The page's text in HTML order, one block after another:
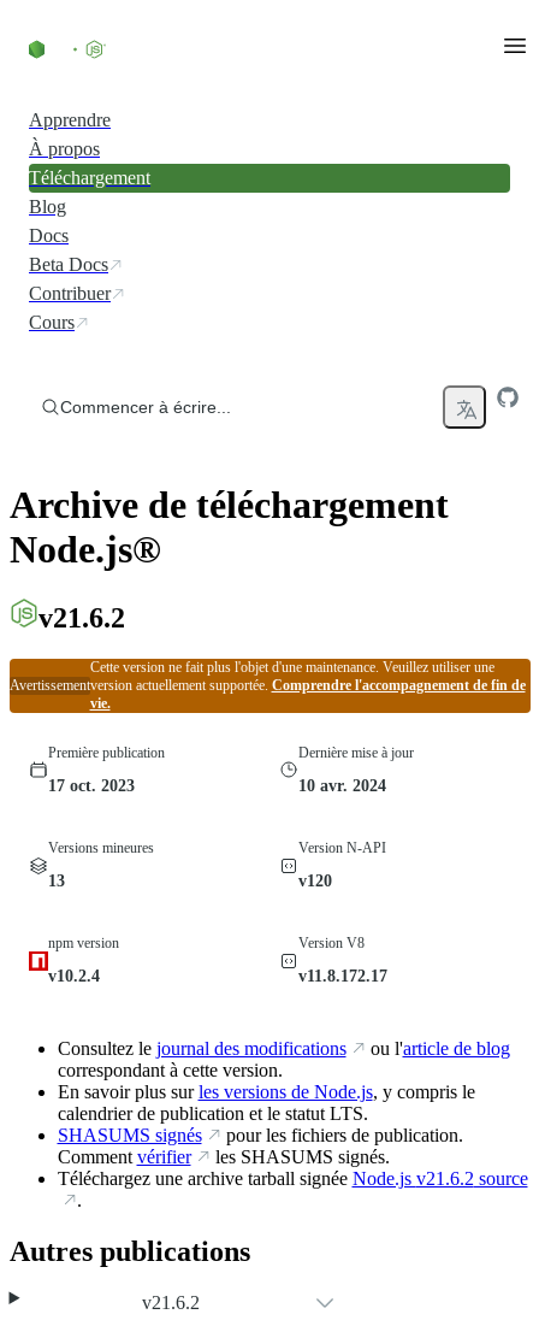
Apprendre
À propos
Téléchargement
Blog
Docs
Beta Docs
Contribuer
Cours
Commencer à écrire...
Archive de téléchargement
Node.js®
v21.6.2
Avertissement
Cette version ne fait plus l'objet d'une maintenance. Veuillez utiliser une
version actuellement supportée. Comprendre l'accompagnement de fin de
vie.
Première publication
17 oct. 2023
Dernière mise à jour
10 avr. 2024
Versions mineures
13
Version N-API
v120
npm version
v10.2.4
Version V8
v11.8.172.17
Consultez le journal des modifications ou l'article de blog
correspondant à cette version.
En savoir plus surles versions de Node.js, y compris le
calendrier de publication et le statut LTS.
SHASUMS signés
pour les fichiers de publication.
Comment vérifier
les SHASUMS signés.
Téléchargez une archive tarball signée Node.js v21.6.2 source
.
Autres publications
v21.6.2